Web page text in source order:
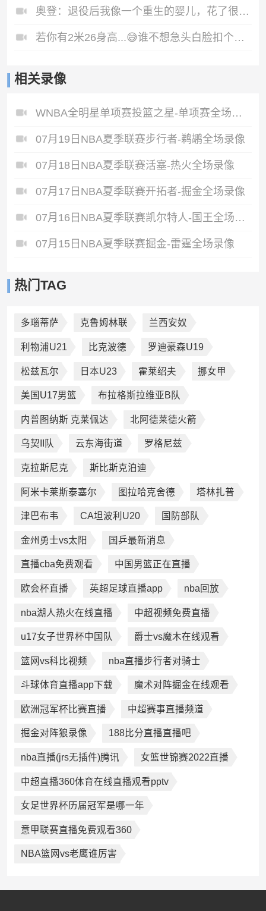
奥登：退役后我像一个重生的婴儿，花了很长时间才找到自己
若你有2米26身高...😅谁不想急头白脸扣个篮啊？#张子宇
相关录像
WNBA全明星单项赛投篮之星-单项赛全场录像
07月19日NBA夏季联赛步行者-鹈鹕全场录像
07月18日NBA夏季联赛活塞-热火全场录像
07月17日NBA夏季联赛开拓者-掘金全场录像
07月16日NBA夏季联赛凯尔特人-国王全场录像
07月15日NBA夏季联赛掘金-雷霆全场录像
热门TAG
多瑙蒂萨 克鲁姆林联 兰西安奴
利物浦U21 比克波德 罗迪豪森U19
松兹瓦尔 日本U23 霍莱绍夫 挪女甲
美国U17男篮 布拉格斯拉维亚B队
内普图纳斯 克莱佩达 北阿德莱德火箭
乌契II队 云东海街道 罗格尼兹
克拉斯尼克 斯比斯克泊迪
阿米卡莱斯泰塞尔 图拉哈克舍德 塔林扎普
津巴布韦 CA坦波利U20 国防部队
金州勇士vs太阳 国乒最新消息
直播cba免费观看 中国男篮正在直播
欧会杯直播 英超足球直播app nba回放
nba湖人热火在线直播 中超视频免费直播
u17女子世界杯中国队 爵士vs魔木在线观看
篮网vs科比视频 nba直播步行者对骑士
斗球体育直播app下载 魔术对阵掘金在线观看
欧洲冠军杯比赛直播 中超赛事直播频道
掘金对阵狼录像 188比分直播直播吧
nba直播(jrs无插件)腾讯 女篮世锦赛2022直播
中超直播360体育在线直播观看pptv
女足世界杯历届冠军是哪一年
意甲联赛直播免费观看360
NBA篮网vs老鹰谁厉害